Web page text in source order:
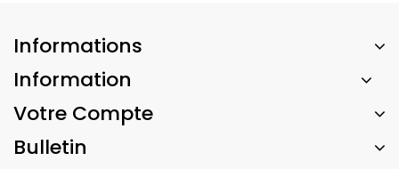
Informations
Information
Votre Compte
Bulletin